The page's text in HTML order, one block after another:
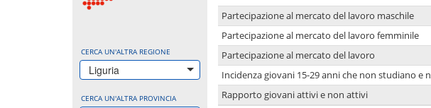
CERCA UN'ALTRA REGIONE
Liguria
CERCA UN'ALTRA PROVINCIA
Partecipazione al mercato del lavoro maschile
Partecipazione al mercato del lavoro femminile
Partecipazione al mercato del lavoro
Incidenza giovani 15-29 anni che non studiano e
Rapporto giovani attivi e non attivi